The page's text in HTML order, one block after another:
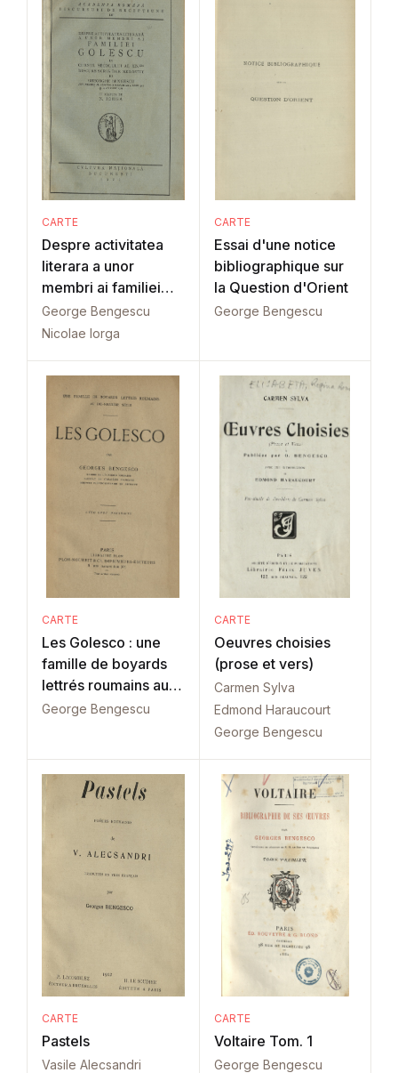
CARTE
Despre activitatea
literara a unor
membri ai familiei
Golescu
George Bengescu
Nicolae Iorga
CARTE
Essai d'une notice
bibliographique sur
la Question d'Orient
George Bengescu
CARTE
Les Golesco : une
famille de boyards
lettrés roumains au
dix-neuvième siècle
George Bengescu
CARTE
Oeuvres choisies
(prose et vers)
Carmen Sylva
Edmond Haraucourt
George Bengescu
CARTE
Pastels
Vasile Alecsandri
CARTE
Voltaire Tom. 1
George Bengescu